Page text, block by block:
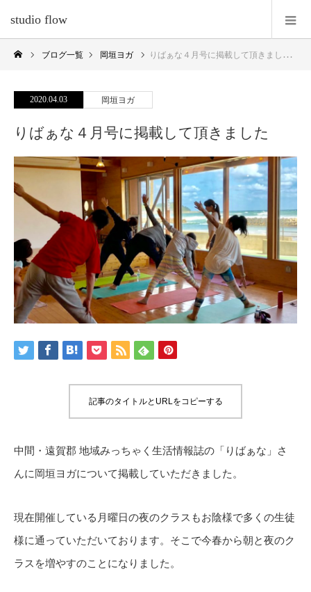
studio flow
ブログ一覧 岡垣ヨガ りばぁな４月号に掲載して頂きました
2020.04.03 岡垣ヨガ
りばぁな４月号に掲載して頂きました
記事のタイトルとURLをコピーする
中間・遠賀郡 地域みっちゃく生活情報誌の「りばぁな」さ
んに岡垣ヨガについて掲載していただきました。
現在開催している月曜日の夜のクラスもお陰様で多くの生徒
様に通っていただいております。そこで今春から朝と夜のク
ラスを増やすのことになりました。